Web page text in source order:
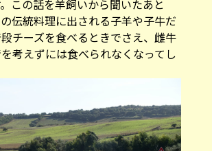
この話を羊飼いから聞いたあと
伝統料理に出される子羊や子牛だ
チーズを食べるときでさえ、雌牛
考えずには食べられなくなってし